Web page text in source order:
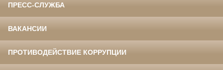
ПРЕСС-СЛУЖБА
ВАКАНСИИ
ПРОТИВОДЕЙСТВИЕ КОРРУПЦИИ